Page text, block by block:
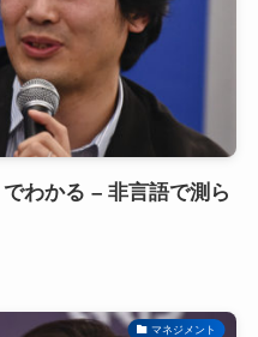
わかる – 非言語で測ら
マネジメント